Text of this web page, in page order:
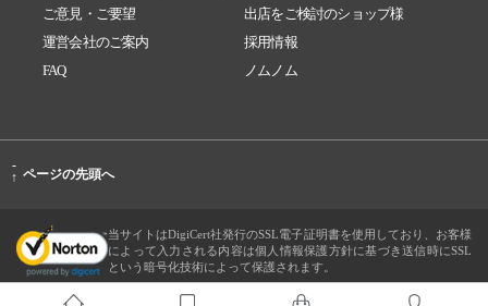
ご意見・ご要望
出店をご検討のショップ様
運営会社のご案内
採用情報
FAQ
ノムノム
-
↑ ページの先頭へ
当サイトはDigiCert社発行のSSL電子証明書を使用しており、お客様
によって入力される内容は個人情報保護方針に基づき送信時にSSL
という暗号化技術によって保護されます。